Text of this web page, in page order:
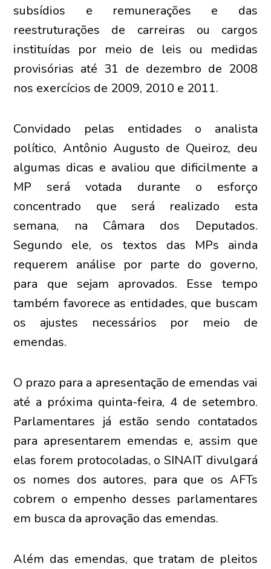
subsídios e remunerações e das
reestruturações de carreiras ou cargos
instituídas por meio de leis ou medidas
provisórias até 31 de dezembro de 2008
nos exercícios de 2009, 2010 e 2011.
Convidado pelas entidades o analista
político, Antônio Augusto de Queiroz, deu
algumas dicas e avaliou que dificilmente a
MP será votada durante o esforço
concentrado que será realizado esta
semana, na Câmara dos Deputados.
Segundo ele, os textos das MPs ainda
requerem análise por parte do governo,
para que sejam aprovados. Esse tempo
também favorece as entidades, que buscam
os ajustes necessários por meio de
emendas.
O prazo para a apresentação de emendas vai
até a próxima quinta-feira, 4 de setembro.
Parlamentares já estão sendo contatados
para apresentarem emendas e, assim que
elas forem protocoladas, o SINAIT divulgará
os nomes dos autores, para que os AFTs
cobrem o empenho desses parlamentares
em busca da aprovação das emendas.
Além das emendas, que tratam de pleitos